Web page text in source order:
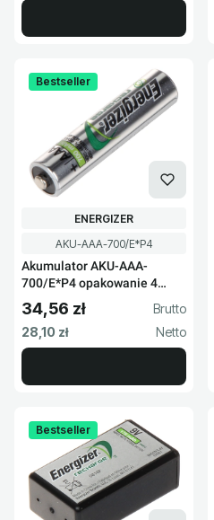
Bestseller
Kod produktu
AKU-AAA-700/E*P4
Akumulator AKU-AAA-
700/E*P4 opakowanie 4
sztuk
PRODUCENT
ENERGIZER
Cena brutto
34,56 zł
Cena netto
28,10 zł
Bestseller